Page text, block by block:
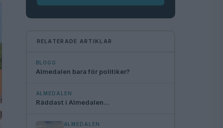
RELATERADE ARTIKLAR
BLOGG
Almedalen bara för politiker?
ALMEDALEN
Räddast i Almedalen…
ALMEDALEN